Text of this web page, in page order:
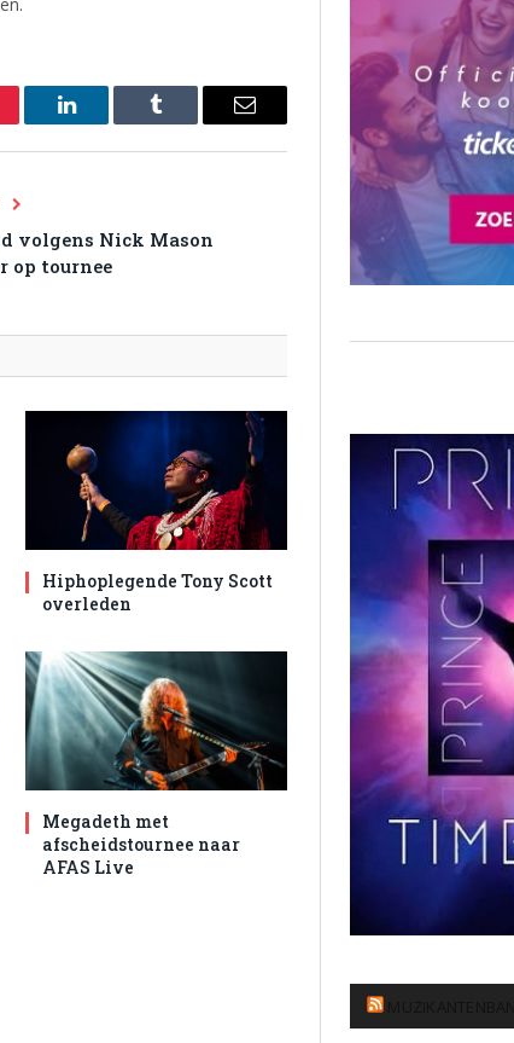
LinkedIn Tumblr Email
volgens Nick Mason
op tournee
Hiphoplegende Tony Scott
overleden
Megadeth met
afscheidstournee naar
AFAS Live